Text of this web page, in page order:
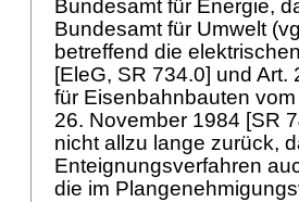
Bundesamt für Energie,
Bundesamt für Umwelt
betreffend die
[EleG, SR 734.0] und Art.
für Eisenbahnbauten
26. November 1984 [SR
nicht allzu lange zurück,
Enteignungsverfahren
die im